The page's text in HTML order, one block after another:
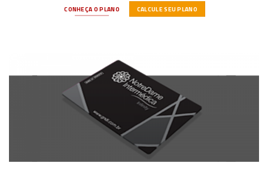
CONHEÇA O PLANO CALCULE SEU PLANO